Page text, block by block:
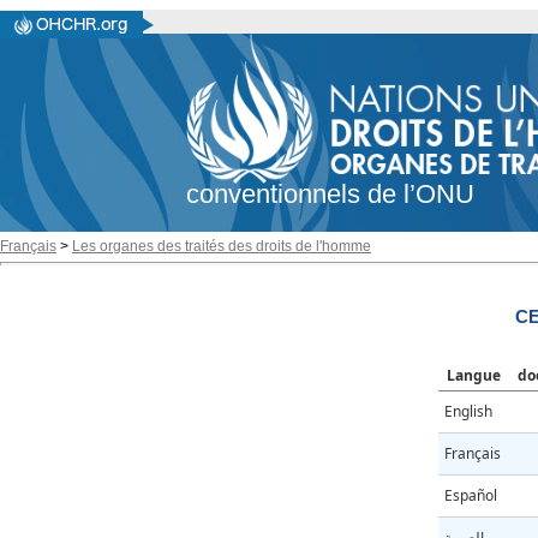
conventionnels de l’ONU
Français > Les organes des traités des droits de l'homme
Langue
English
Français
Español